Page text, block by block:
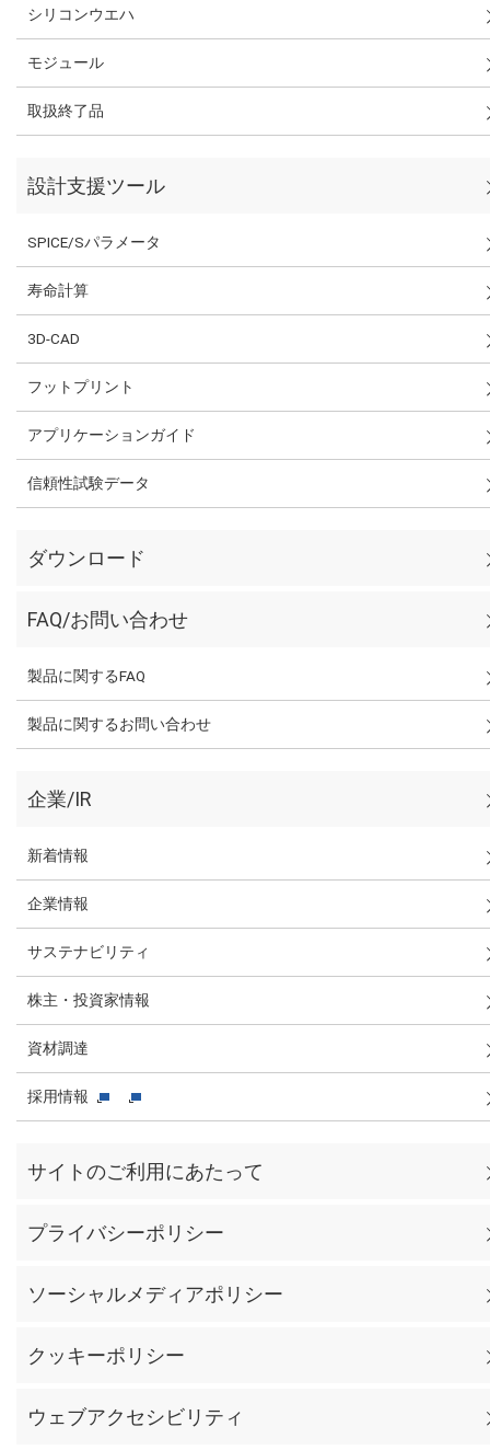
シリコンウエハ
モジュール
取扱終了品
設計支援ツール
SPICE/Sパラメータ
寿命計算
3D-CAD
フットプリント
アプリケーションガイド
信頼性試験データ
ダウンロード
FAQ/お問い合わせ
製品に関するFAQ
製品に関するお問い合わせ
企業/IR
新着情報
企業情報
サステナビリティ
株主・投資家情報
資材調達
採用情報
サイトのご利用にあたって
プライバシーポリシー
ソーシャルメディアポリシー
クッキーポリシー
ウェブアクセシビリティ